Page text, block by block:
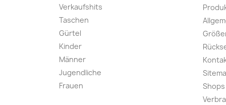
Verkaufshits
Taschen
Gürtel
Kinder
Männer
Jugendliche
Frauen
Shops